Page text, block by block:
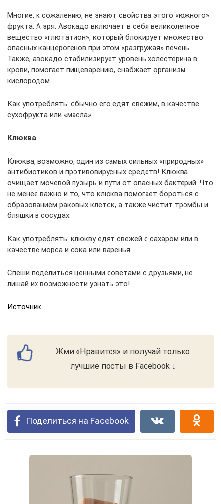
Многие, к сожалению, не знают свойства этого «южного»
фрукта. А зря. Авокадо включает в себя великолепное
вещество «глютатион», который блокирует множество
опасных канцерогенов при этом «разгружая» печень.
Также, авокадо стабилизирует уровень холестерина в
крови, помогает пищеварению, снабжает организм
кислородом.
Как употреблять: обычно его едят свежим, в качестве
сухофрукта или «масла».
Клюква
Клюква, возможно, один из самых сильных «природных»
антибиотиков и противовирусных средств! Клюква
очищает мочевой пузырь и пути от опасных бактерий. Что
не менее важно и то, что клюква помогает бороться с
образованием раковых клеток, а также чистит тромбы и
бляшки в сосудах.
Как употреблять: клюкву едят свежей с сахаром или в
качестве морса и сока или варенья.
Спеши поделиться ценными советами с друзьями, не
лишай их возможности узнать это!
Источник
Жми «Нравится» и получай только
лучшие посты в Facebook ↓
Поделиться на Facebook